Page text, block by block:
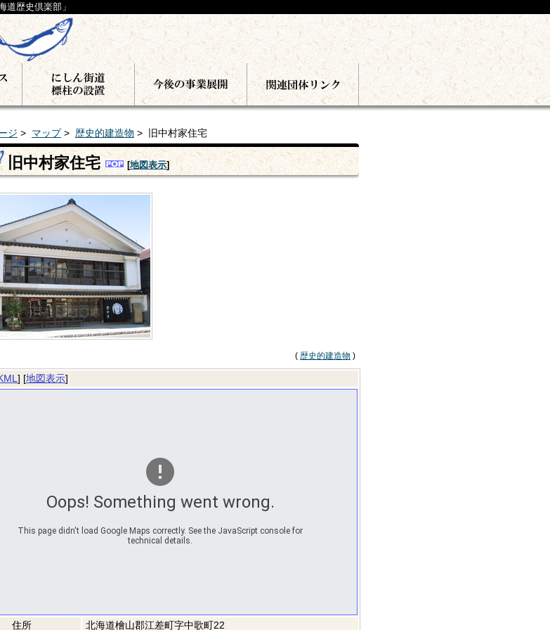
道歴史倶楽部」
ジ > マップ> 歴史的建造物 > 旧中村家住宅
旧中村家住宅 [地図表示]
( 歴史的建造物 )
] [地図表示]
Oops! Something went wrong.
This page didn't load Google Maps correctly. See the JavaScript console for
technical details.
住所 北海道檜山郡江差町字中歌町22